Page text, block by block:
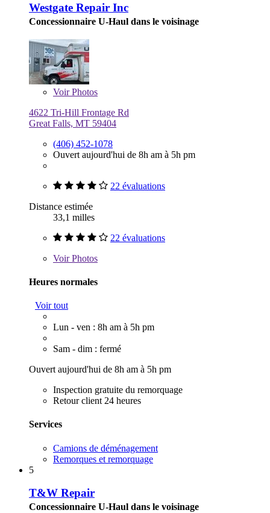
Westgate Repair Inc
Concessionnaire U-Haul dans le voisinage
VoirPhotos
4622 Tri-Hill Frontage Rd
Great Falls, MT 59404
(406) 452-1078
Ouvert aujourd'hui de 8h am à 5h pm
22 évaluations
Distance estimée
33,1 milles
22 évaluations
VoirPhotos
Heures normales
Voir tout
Lun - ven : 8h am à 5h pm
Sam - dim : fermé
Ouvert aujourd'hui de 8h am à 5h pm
Inspection gratuite du remorquage
Retour client 24 heures
Services
Camions de déménagement
Remorques et remorquage
5
T&W Repair
Concessionnaire U-Haul dans le voisinage